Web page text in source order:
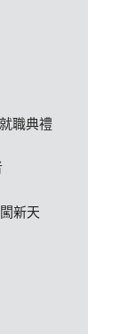
職典禮
新天